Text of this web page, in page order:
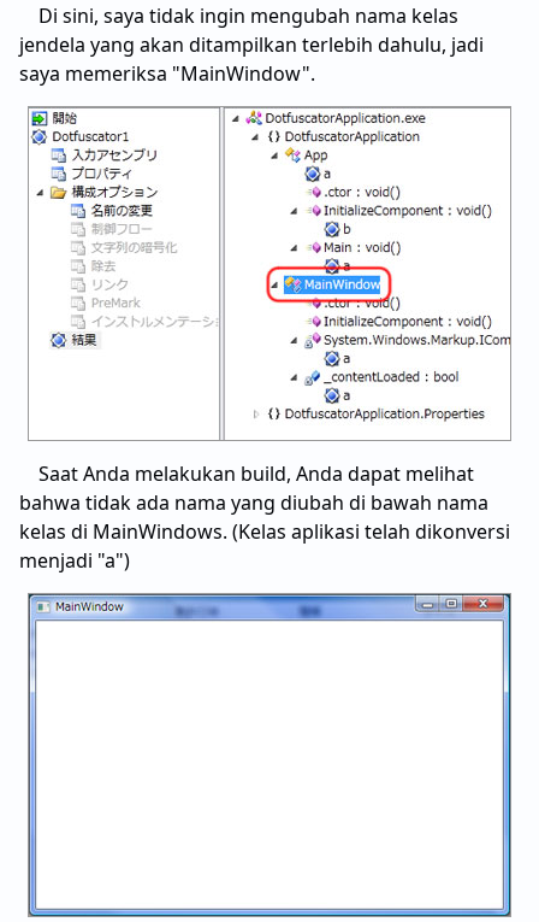
Di sini, saya tidak ingin mengubah nama kelas
jendela yang akan ditampilkan terlebih dahulu, jadi
saya memeriksa "MainWindow".
Saat Anda melakukan build, Anda dapat melihat
bahwa tidak ada nama yang diubah di bawah nama
kelas di MainWindows. (Kelas aplikasi telah dikonversi
menjadi "a")